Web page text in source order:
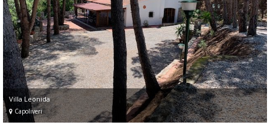
Villa Leonida
Capoliveri